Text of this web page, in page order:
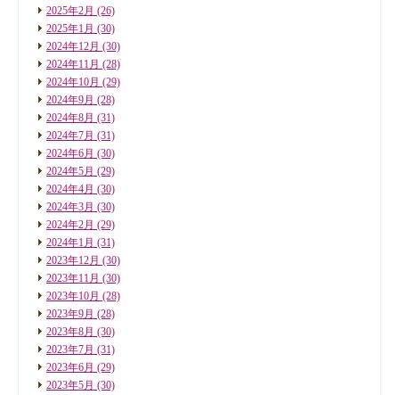
2025年2月 (26)
2025年1月 (30)
2024年12月 (30)
2024年11月 (28)
2024年10月 (29)
2024年9月 (28)
2024年8月 (31)
2024年7月 (31)
2024年6月 (30)
2024年5月 (29)
2024年4月 (30)
2024年3月 (30)
2024年2月 (29)
2024年1月 (31)
2023年12月 (30)
2023年11月 (30)
2023年10月 (28)
2023年9月 (28)
2023年8月 (30)
2023年7月 (31)
2023年6月 (29)
2023年5月 (30)